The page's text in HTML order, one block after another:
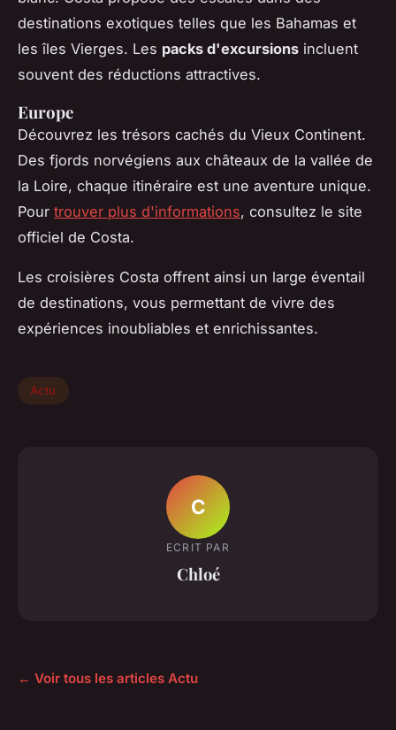
destinations exotiques telles que les Bahamas et
les îles Vierges. Les packs d'excursions incluent
souvent des réductions attractives.
Europe
Découvrez les trésors cachés du Vieux Continent.
Des fjords norvégiens aux châteaux de la vallée de
la Loire, chaque itinéraire est une aventure unique.
Pour trouver plus d'informations, consultez le site
officiel de Costa.
Les croisières Costa offrent ainsi un large éventail
de destinations, vous permettant de vivre des
expériences inoubliables et enrichissantes.
Actu
C
ECRIT PAR
Chloé
← Voir tous les articles Actu